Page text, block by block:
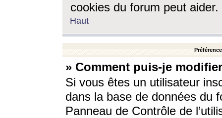
cookies du forum peut aider.
Haut
» Comment puis-je
Si vous êtes un utilisateur
dans la base de données du
Panneau de Contrôle de